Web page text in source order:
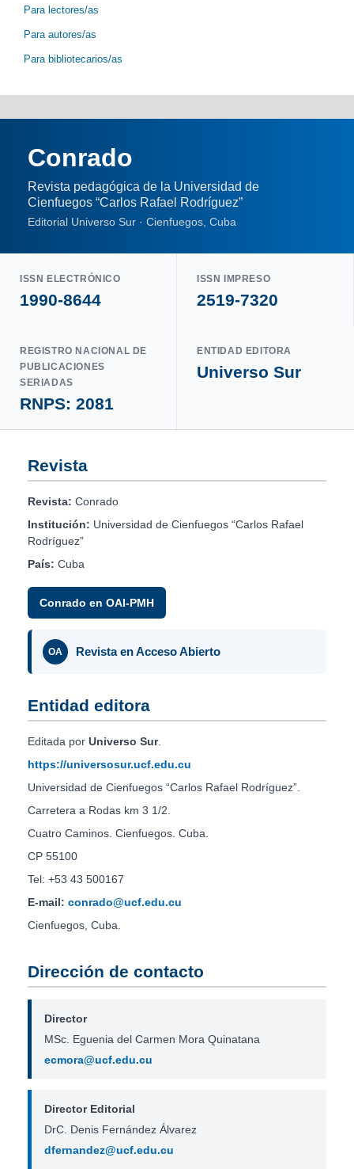
Para lectores/as
Para autores/as
Para bibliotecarios/as
Conrado
Revista pedagógica de la Universidad de
Cienfuegos “Carlos Rafael Rodríguez”
Editorial Universo Sur · Cienfuegos, Cuba
ISSN ELECTRÓNICO
1990-8644
ISSN IMPRESO
2519-7320
REGISTRO NACIONAL DE
PUBLICACIONES
SERIADAS
RNPS: 2081
ENTIDAD EDITORA
Universo Sur
Revista
Revista: Conrado
Institución: Universidad de Cienfuegos “Carlos Rafael
Rodríguez”
País: Cuba
Conrado en OAI-PMH
OA Revista en Acceso Abierto
Entidad editora
Editada por Universo Sur.
https://universosur.ucf.edu.cu
Universidad de Cienfuegos “Carlos Rafael Rodríguez”.
Carretera a Rodas km 3 1/2.
Cuatro Caminos. Cienfuegos. Cuba.
CP 55100
Tel: +53 43 500167
E-mail: conrado@ucf.edu.cu
Cienfuegos, Cuba.
Dirección de contacto
Director
MSc. Eguenia del Carmen Mora Quinatana
ecmora@ucf.edu.cu
Director Editorial
DrC. Denis Fernández Álvarez
dfernandez@ucf.edu.cu